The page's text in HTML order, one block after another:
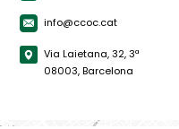
info@ccoc.cat
Via Laietana, 32, 3ª
08003, Barcelona